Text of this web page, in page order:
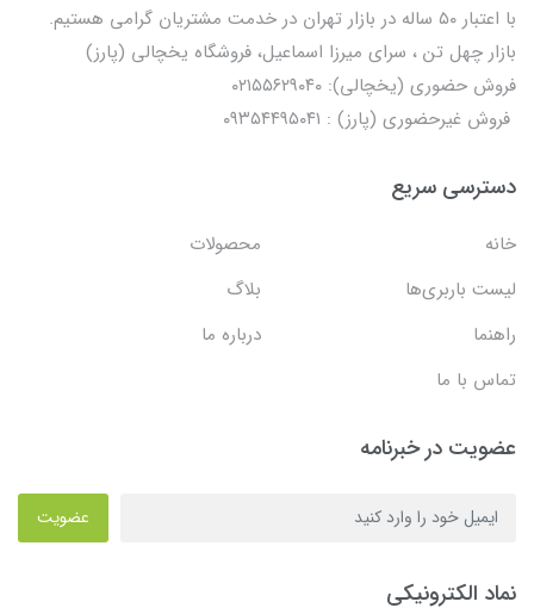
با اعتبار ۵۰ ساله در بازار تهران در خدمت مشتریان گرامی هستیم.
بازار چهل تن ، سرای میرزا اسماعیل، فروشگاه یخچالی‌ (پارز)
فروش حضوری (یخچالی): ۰۲۱۵۵۶۲۹۰۴۰
فروش غیرحضوری (پارز) : ۰۹۳۵۴۴۹۵۰۴۱
دسترسی سریع
خانه
محصولات
لیست باربری‌ها
بلاگ
راهنما
درباره ما
تماس با ما
عضویت در خبرنامه
عضویت
نماد الکترونیکی